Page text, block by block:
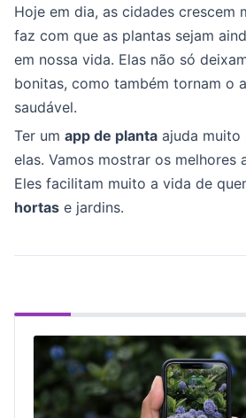
Hoje em dia, as cidades crescem
faz com que as plantas sejam
em nossa vida. Elas não só
bonitas, como também tornam o
saudável.
Ter um app de planta ajuda muito
elas. Vamos mostrar os melhores
Eles facilitam muito a vida de
hortas e jardins.